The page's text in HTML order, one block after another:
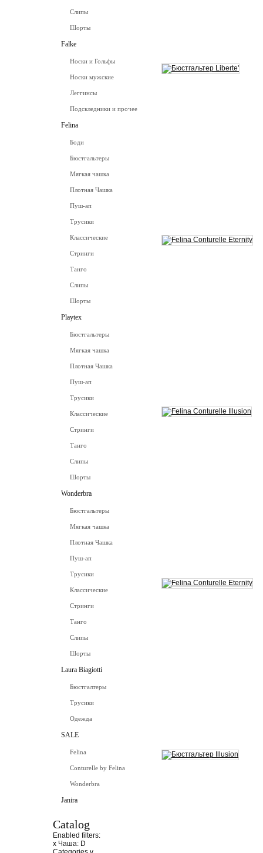
Слипы
Шорты
Falke
Носки и Гольфы
Носки мужские
Леггинсы
Подскледники и прочее
Felina
Боди
Бюстгальтеры
Мягкая чашка
Плотная Чашка
Пуш-ап
Трусики
Классические
Стринги
Танго
Слипы
Шорты
Playtex
Бюстгальтеры
Мягкая чашка
Плотная Чашка
Пуш-ап
Трусики
Классические
Стринги
Танго
Слипы
Шорты
Wonderbra
Бюстгальтеры
Мягкая чашка
Плотная Чашка
Пуш-ап
Трусики
Классические
Стринги
Танго
Слипы
Шорты
Laura Biagiotti
Бюстгалтеры
Трусики
Одежда
SALE
Felina
Conturelle by Felina
Wonderbra
Janira
Catalog
Enabled filters:
x Чаша: D